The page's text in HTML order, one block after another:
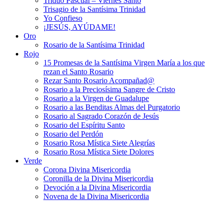
Trisagio de la Santísima Trinidad
Yo Confieso
¡JESÚS, AYÚDAME!
Oro
Rosario de la Santísima Trinidad
Rojo
15 Promesas de la Santísima Virgen María a los que
rezan el Santo Rosario
Rezar Santo Rosario Acompañad@
Rosario a la Preciosísima Sangre de Cristo
Rosario a la Virgen de Guadalupe
Rosario a las Benditas Almas del Purgatorio
Rosario al Sagrado Corazón de Jesús
Rosario del Espíritu Santo
Rosario del Perdón
Rosario Rosa Mística Siete Alegrías
Rosario Rosa Mística Siete Dolores
Verde
Corona Divina Misericordia
Coronilla de la Divina Misericordia
Devoción a la Divina Misericordia
Novena de la Divina Misericordia